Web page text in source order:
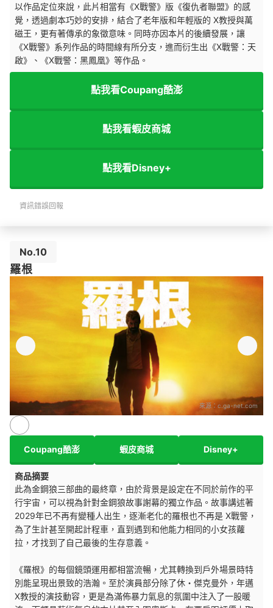
以作品定位來說，此片相當有《X戰警》版《復仇者聯盟》的感
覺，透過劇本巧妙的安排，結合了老年版和年輕版的 X教授與萬
磁王，更有著傳承的象徵意味。同時亦因本片的後續發展，讓
《X戰警》系列作品的時間線有所分支，進而衍生出《X戰警：天
啟》、《X戰警：黑鳳凰》等作品。
點我看Coupang酷澎
點我看蝦皮商城
點我看Disney+
資訊錯誤回報
No.10
羅根
來源： c.ga-net.com
Coupang酷澎 蝦皮商城 Disney+
商品摘要
此為金鋼狼三部曲的最終章，由於背景是設定在不同於前作的平
行宇宙，可以視為針對金鋼狼故事謝幕的獨立作品。故事講述著
2029年已不再有變種人出生，逐漸老化的羅根也不再是 X戰警，
為了生計甚至開起計程車，直到遇到和他能力相同的小女孩蘿
拉，才找到了自己最後的生存意義。
《羅根》的每個鏡頭運用都相當流暢，尤其轉換到戶外場景時特
別能呈現出景致的浩瀚。至於演員部分除了休・傑克曼外，年邁
X教授的演技動容，更是為滿佈暴力氣息的氛圍中注入了一股暖